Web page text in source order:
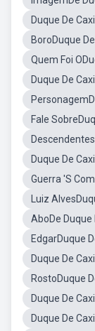
Duque De
BoroDuque
Quem Foi
Duque De
Fale
Duque De
Guerra 'S
Luiz
AboDe Duque
EdgarDuque
Duque De
RostoDuque
Duque De
Duque De